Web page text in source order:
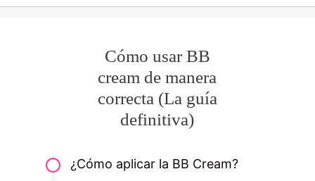
Cómo usar BB
cream de manera
correcta (La guía
definitiva)
¿Cómo aplicar la BB Cream?